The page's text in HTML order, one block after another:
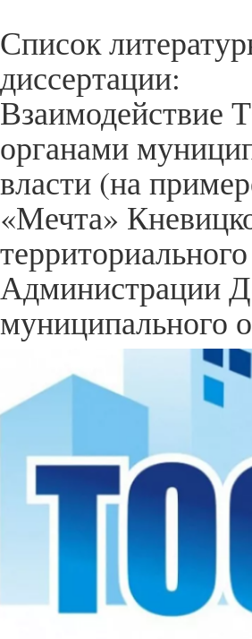
Список
диссертации:
Взаимодействие
органами
власти (на
«Мечта»
Администрации
муниципального